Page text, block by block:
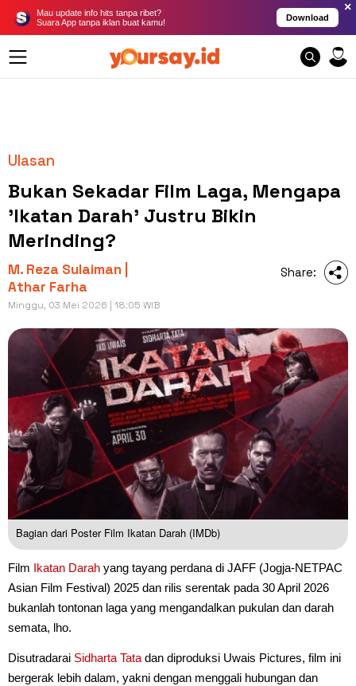
Mau update info hits tanpa ribet?
Suara App tanpa iklan buat kamu!
Download
×
Ulasan
Bukan Sekadar Film Laga, Mengapa
'Ikatan Darah' Justru Bikin
Merinding?
M. Reza Sulaiman |
Athar Farha
Minggu, 03 Mei 2026 | 18:05 WIB
Share:
Bagian dari Poster Film Ikatan Darah (IMDb)
Film Ikatan Darah yang tayang perdana di JAFF (Jogja-NETPAC
Asian Film Festival) 2025 dan rilis serentak pada 30 April 2026
bukanlah tontonan laga yang mengandalkan pukulan dan darah
semata, lho.
Disutradarai Sidharta Tata dan diproduksi Uwais Pictures, film ini
bergerak lebih dalam, yakni dengan menggali hubungan dan